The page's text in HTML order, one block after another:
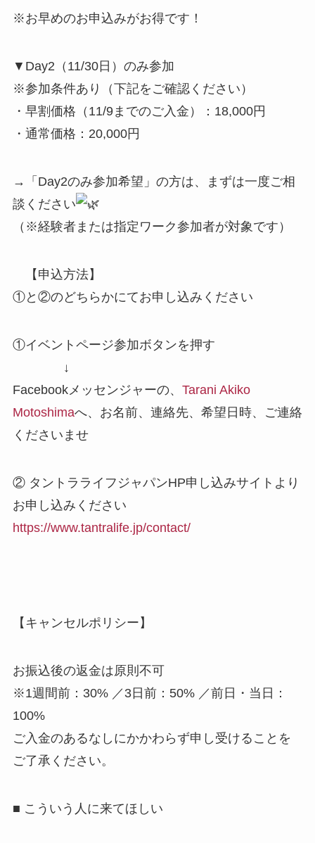
※お早めのお申込みがお得です！
▼Day2（11/30日）のみ参加
※参加条件あり（下記をご確認ください）
・早割価格（11/9までのご入金）：18,000円
・通常価格：20,000円
→「Day2のみ参加希望」の方は、まずは一度ご相
談ください
（※経験者または指定ワーク参加者が対象です）
【申込方法】
①と②のどちらかにてお申し込みください
①イベントページ参加ボタンを押す
↓
Facebookメッセンジャーの、 Tarani Akiko
Motoshimaへ、お名前、連絡先、希望日時、ご連絡
くださいませ
② タントラライフジャパンHP申し込みサイトより
お申し込みください
https://www.tantralife.jp/contact/
【キャンセルポリシー】
お振込後の返金は原則不可
※1週間前：30% ／3日前：50% ／前日・当日：
100%
ご入金のあるなしにかかわらず申し受けることを
ご了承ください。
■ こういう人に来てほしい